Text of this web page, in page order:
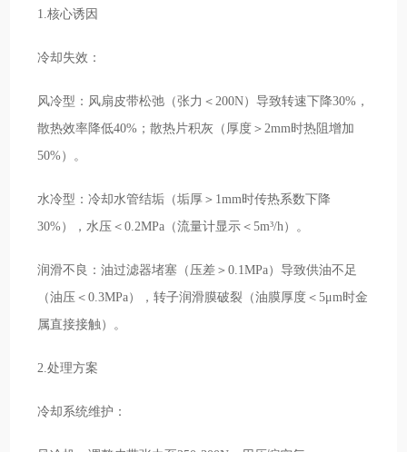
1.核心诱因
冷却失效：
风冷型：风扇皮带松弛（张力＜200N）导致转速下降30%，
散热效率降低40%；散热片积灰（厚度＞2mm时热阻增加
50%）。
水冷型：冷却水管结垢（垢厚＞1mm时传热系数下降
30%），水压＜0.2MPa（流量计显示＜5m³/h）。
润滑不良：油过滤器堵塞（压差＞0.1MPa）导致供油不足
（油压＜0.3MPa），转子润滑膜破裂（油膜厚度＜5μm时金
属直接接触）。
2.处理方案
冷却系统维护：